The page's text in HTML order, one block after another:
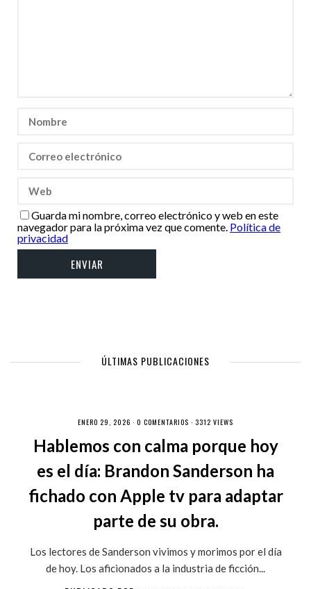
Guarda mi nombre, correo electrónico y web en este
navegador para la próxima vez que comente. Política de
privacidad
ÚLTIMAS PUBLICACIONES
ENERO 29, 2026 · 0 COMENTARIOS · 3312 VIEWS
Hablemos con calma porque hoy
es el día: Brandon Sanderson ha
fichado con Apple tv para adaptar
parte de su obra.
Los lectores de Sanderson vivimos y morimos por el día
de hoy. Los aficionados a la industria de ficción...